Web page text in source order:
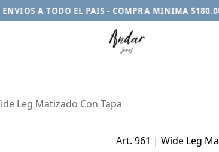
A TODO EL PAIS - COMPRA MINIMA
Leg Matizado Con Tapa
Art. 961 | Wide Leg